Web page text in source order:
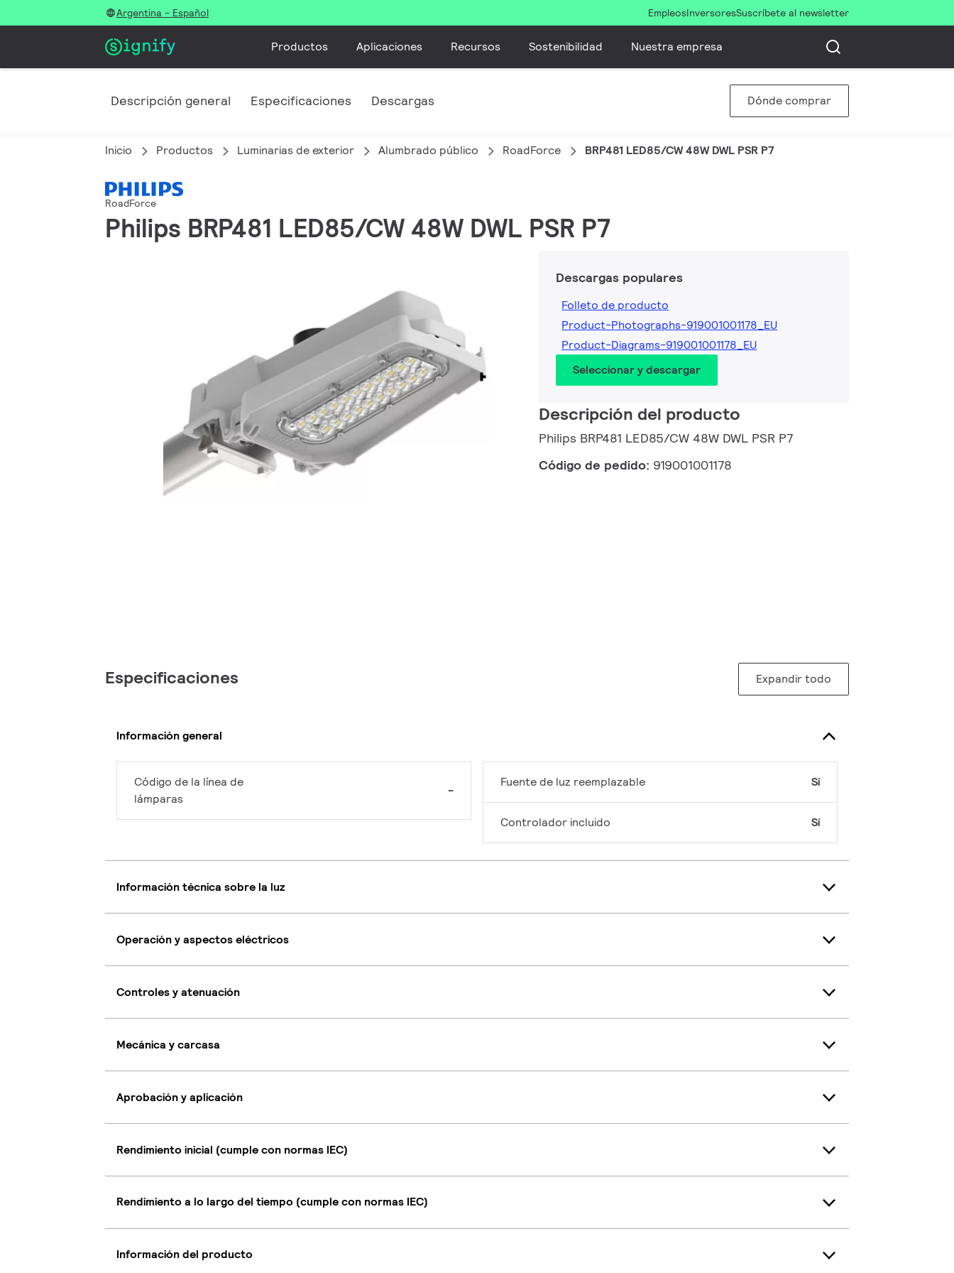
Argentina - Español EmpleosInversoresSuscríbete al newsletter
Productos Aplicaciones Recursos Sostenibilidad Nuestra empresa
Descripción general Especificaciones Descargas Dónde comprar
Inicio Productos Luminarias de exterior Alumbrado público RoadForce BRP481 LED85/CW 48W DWL PSR P7
RoadForce
Philips BRP481 LED85/CW 48W DWL PSR P7
Descargas populares
Folleto de producto
Product-Photographs-919001001178_EU
Product-Diagrams-919001001178_EU
Seleccionar y descargar
Descripción del producto
Philips BRP481 LED85/CW 48W DWL PSR P7
Código de pedido: 919001001178
Especificaciones Expandir todo
Información general
Código de la línea de
lámparas
-
Fuente de luz reemplazable Sí
Controlador incluido Sí
Información técnica sobre la luz
Operación y aspectos eléctricos
Controles y atenuación
Mecánica y carcasa
Aprobación y aplicación
Rendimiento inicial (cumple con normas IEC)
Rendimiento a lo largo del tiempo (cumple con normas IEC)
Información del producto